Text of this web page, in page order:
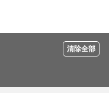
清除全部